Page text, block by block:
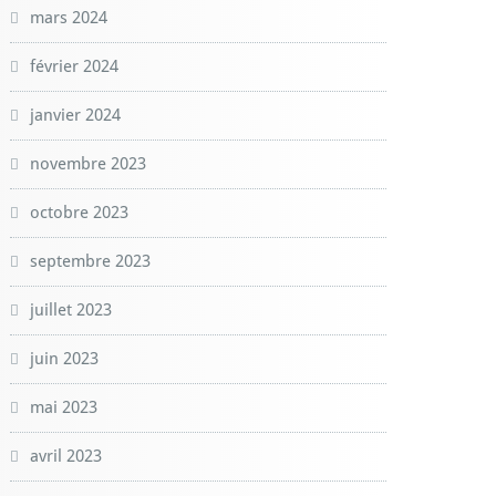
mars 2024
février 2024
janvier 2024
novembre 2023
octobre 2023
septembre 2023
juillet 2023
juin 2023
mai 2023
avril 2023